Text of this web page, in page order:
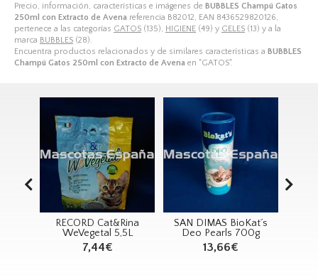
Precio, información, características e imágenes de BUBBLES Champú Gatos
250ml con Extracto de Avena referencia B82012, EAN 8436529820126,
pertenece a las categorías GATOS (135), HIGIENE (49) y GELES (13) y a la
marca BUBBLES (28).
Encuentra productos relacionados y de similares características a BUBBLES
Champú Gatos 250ml con Extracto de Avena en "GATOS".
SAN DIMAS BioKat´s
Deo Pearls 700g
13,66€
SAN DIMAS GimCat
Malta-Soft Extra 100g
10,10€ 8,08€